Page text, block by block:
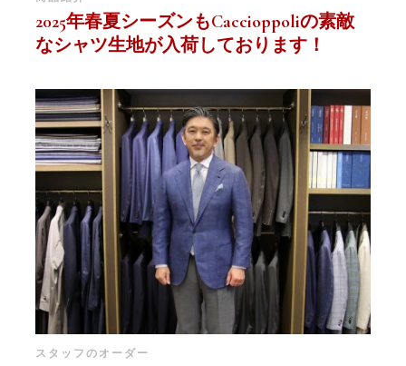
2025年春夏シーズンもCaccioppoliの素敵
なシャツ生地が入荷しております！
スタッフのオーダー